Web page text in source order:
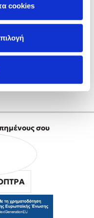
cookies
τους
σου